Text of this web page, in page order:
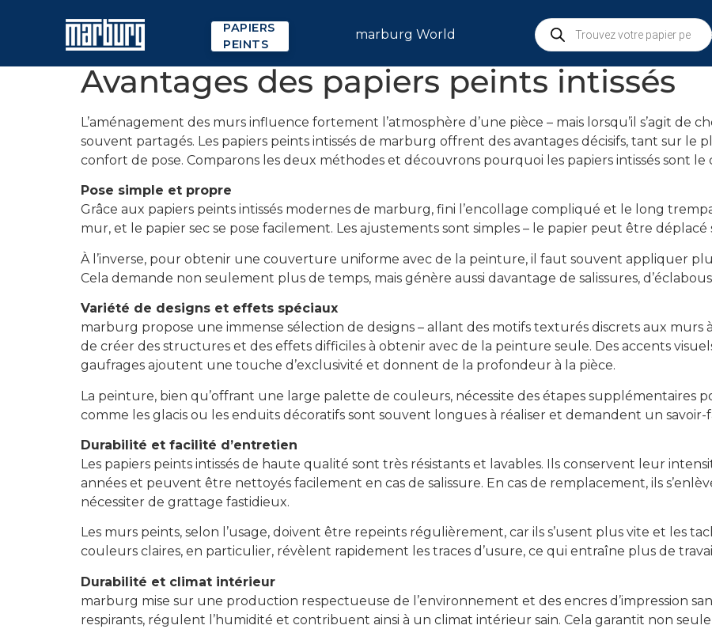
PAPIERS
PEINTS
marburg World
Avantages des papiers peints intissés
L’aménagement des murs influence fortement l’atmosphère d’une pièce – mais lorsqu’il s’agit de
souvent partagés. Les papiers peints intissés de marburg offrent des avantages décisifs, tant sur
confort de pose. Comparons les deux méthodes et découvrons pourquoi les papiers intissés sont le
Pose simple et propre
Grâce aux papiers peints intissés modernes de marburg, fini l’encollage compliqué et le long
mur, et le papier sec se pose facilement. Les ajustements sont simples – le papier peut être déplacé
À l’inverse, pour obtenir une couverture uniforme avec de la peinture, il faut souvent appliquer
Cela demande non seulement plus de temps, mais génère aussi davantage de salissures,
Variété de designs et effets spéciaux
marburg propose une immense sélection de designs – allant des motifs texturés discrets aux
de créer des structures et des effets difficiles à obtenir avec de la peinture seule. Des accents
gaufrages ajoutent une touche d’exclusivité et donnent de la profondeur à la pièce.
La peinture, bien qu’offrant une large palette de couleurs, nécessite des étapes supplémentaires
comme les glacis ou les enduits décoratifs sont souvent longues à réaliser et demandent un
Durabilité et facilité d’entretien
Les papiers peints intissés de haute qualité sont très résistants et lavables. Ils conservent leur
années et peuvent être nettoyés facilement en cas de salissure. En cas de remplacement, ils
nécessiter de grattage fastidieux.
Les murs peints, selon l’usage, doivent être repeints régulièrement, car ils s’usent plus vite et les
couleurs claires, en particulier, révèlent rapidement les traces d’usure, ce qui entraîne plus de
Durabilité et climat intérieur
marburg mise sur une production respectueuse de l’environnement et des encres d’impression
respirants, régulent l’humidité et contribuent ainsi à un climat intérieur sain. Cela garantit non